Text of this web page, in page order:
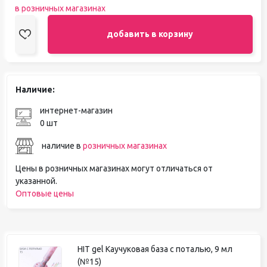
в розничных магазинах
добавить в корзину
Наличие:
интернет-магазин
0 шт
наличие в розничных магазинах
Цены в розничных магазинах могут отличаться от
указанной.
Оптовые цены
HIT gel Каучуковая база с поталью, 9 мл
(№15)